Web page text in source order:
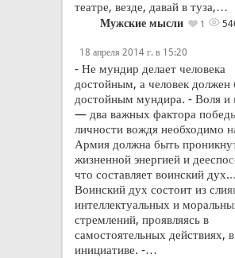
театре, везде, давай в туза,…
Мужские мысли 1
18 апреля 2014 г. в 15:20
- Не мундир делает человека
достойным, а человек должен
достойным мундира. - Воля и
— два важных фактора
личности вождя необходимо
Армия должна быть
жизненной энергией и
что составляет воинский дух...
Воинский дух состоит из
интеллектуальных и
стремлений, проявляясь в
самостоятельных действиях, в
инициативе. -…